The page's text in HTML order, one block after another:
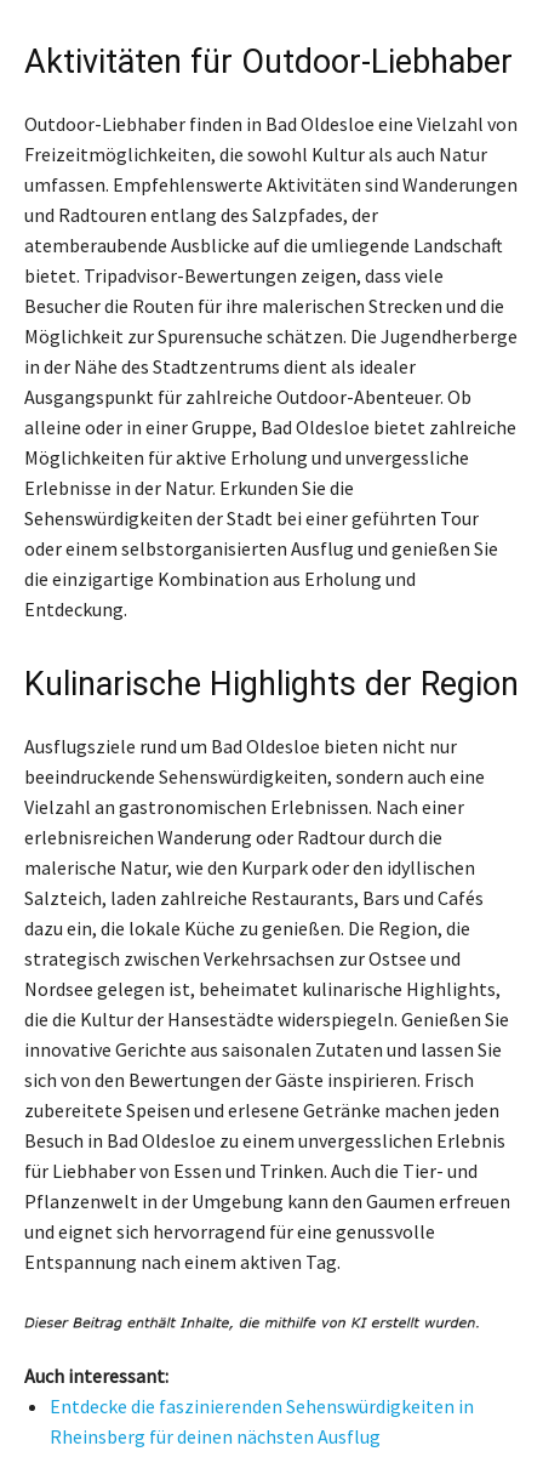
Aktivitäten für Outdoor-Liebhaber
Outdoor-Liebhaber finden in Bad Oldesloe eine Vielzahl von
Freizeitmöglichkeiten, die sowohl Kultur als auch Natur
umfassen. Empfehlenswerte Aktivitäten sind Wanderungen
und Radtouren entlang des Salzpfades, der
atemberaubende Ausblicke auf die umliegende Landschaft
bietet. Tripadvisor-Bewertungen zeigen, dass viele
Besucher die Routen für ihre malerischen Strecken und die
Möglichkeit zur Spurensuche schätzen. Die Jugendherberge
in der Nähe des Stadtzentrums dient als idealer
Ausgangspunkt für zahlreiche Outdoor-Abenteuer. Ob
alleine oder in einer Gruppe, Bad Oldesloe bietet zahlreiche
Möglichkeiten für aktive Erholung und unvergessliche
Erlebnisse in der Natur. Erkunden Sie die
Sehenswürdigkeiten der Stadt bei einer geführten Tour
oder einem selbstorganisierten Ausflug und genießen Sie
die einzigartige Kombination aus Erholung und
Entdeckung.
Kulinarische Highlights der Region
Ausflugsziele rund um Bad Oldesloe bieten nicht nur
beeindruckende Sehenswürdigkeiten, sondern auch eine
Vielzahl an gastronomischen Erlebnissen. Nach einer
erlebnisreichen Wanderung oder Radtour durch die
malerische Natur, wie den Kurpark oder den idyllischen
Salzteich, laden zahlreiche Restaurants, Bars und Cafés
dazu ein, die lokale Küche zu genießen. Die Region, die
strategisch zwischen Verkehrsachsen zur Ostsee und
Nordsee gelegen ist, beheimatet kulinarische Highlights,
die die Kultur der Hansestädte widerspiegeln. Genießen Sie
innovative Gerichte aus saisonalen Zutaten und lassen Sie
sich von den Bewertungen der Gäste inspirieren. Frisch
zubereitete Speisen und erlesene Getränke machen jeden
Besuch in Bad Oldesloe zu einem unvergesslichen Erlebnis
für Liebhaber von Essen und Trinken. Auch die Tier- und
Pflanzenwelt in der Umgebung kann den Gaumen erfreuen
und eignet sich hervorragend für eine genussvolle
Entspannung nach einem aktiven Tag.
Auch interessant:
Entdecke die faszinierenden Sehenswürdigkeiten in
Rheinsberg für deinen nächsten Ausflug